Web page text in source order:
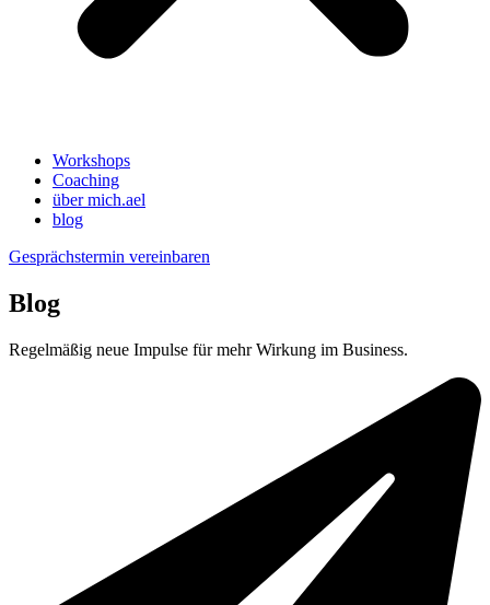
Workshops
Coaching
über mich.ael
blog
Gesprächstermin vereinbaren
Blog
Regelmäßig neue Impulse für mehr Wirkung im Business.